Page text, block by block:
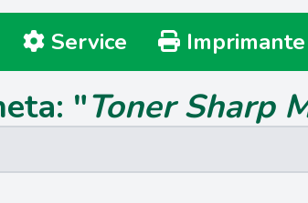
Service
"Toner Sharp